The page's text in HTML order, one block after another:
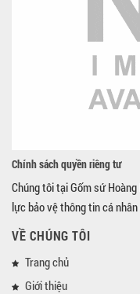
Chính sách quyền riêng tư
Chúng tôi tại Gốm sứ
lực bảo vệ thông tin cá
VỀ CHÚNG TÔI
Trang chủ
Giới thiệu